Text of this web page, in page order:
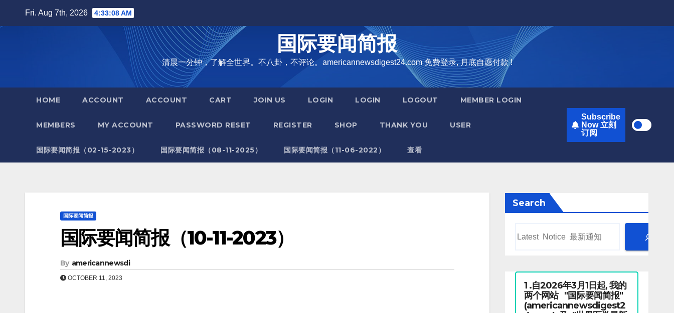
Fri. Aug 7th, 2026 4:33:09 AM
国际要闻简报
清晨一分钟，了解全世界。不八卦，不评论。americannewsdigest24.com 免费登录, 月底自愿付款 !
HOME ACCOUNT ACCOUNT CART JOIN US LOGIN LOGIN LOGOUT MEMBER LOGIN
MEMBERS MY ACCOUNT PASSWORD RESET REGISTER SHOP THANK YOU USER
国际要闻简报（02-15-2023） 国际要闻简报（08-11-2025） 国际要闻简报（11-06-2022） 查看
Subscribe
Now 立刻
订阅
国际要闻简报
国际要闻简报（10-11-2023）
By americannewsdi
OCTOBER 11, 2023
Search
1 .自2026年3月1日起, 我的
两个网站 "国际要闻简报"
(americannewsdigest2